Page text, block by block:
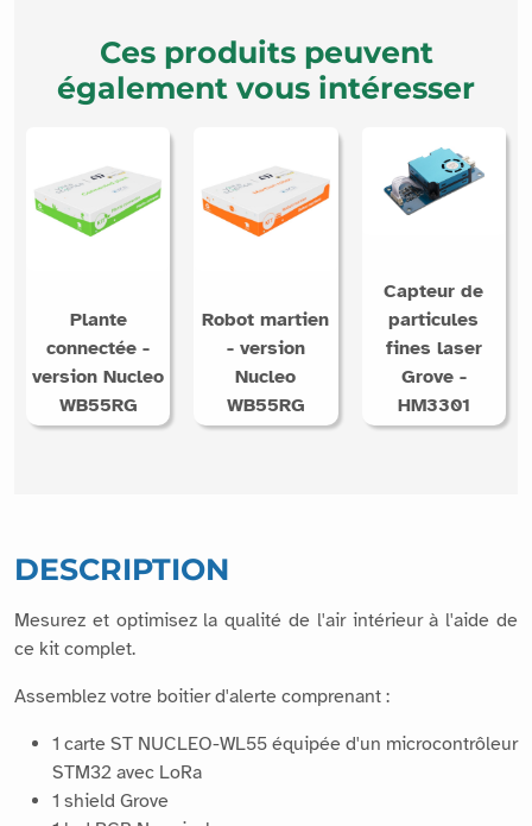
Ces produits peuvent
également vous intéresser
Plante
connectée -
version Nucleo
WB55RG
Robot martien
- version
Nucleo
WB55RG
Capteur de
particules
fines laser
Grove -
HM3301
DESCRIPTION
Mesurez et optimisez la qualité de l'air intérieur à l'aide de
ce kit complet.
Assemblez votre boitier d'alerte comprenant :
1 carte ST NUCLEO-WL55 équipée d'un microcontrôleur
STM32 avec LoRa
1 shield Grove